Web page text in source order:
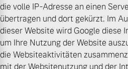
die volle IP-Adresse an einen
übertragen und dort gekürzt. Im
dieser Website wird Google diese
um Ihre Nutzung der Website
die Websiteaktivitäten
mit der Websitenutzung und der